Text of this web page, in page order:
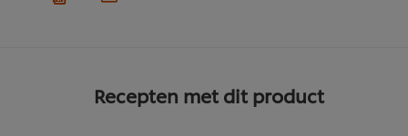
Recepten met dit product